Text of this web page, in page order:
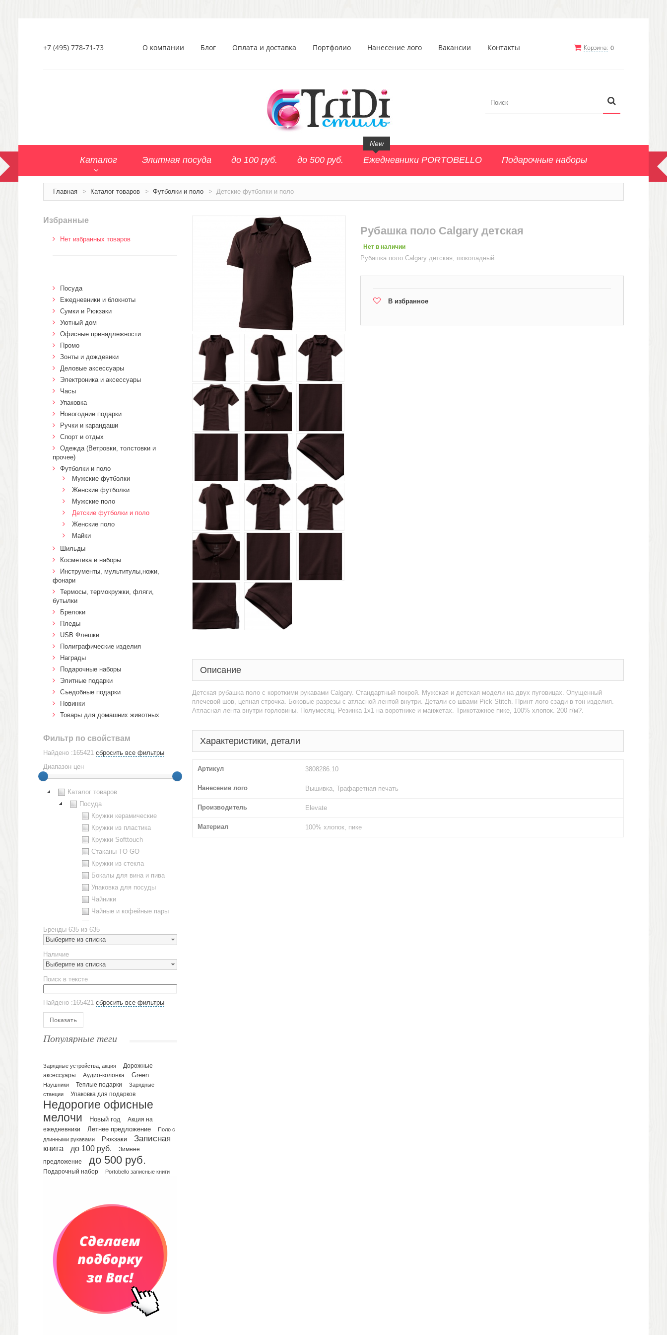
Корзина: 0
+7 (495) 778-71-73 О компании Блог Оплата и доставка Портфолио Нанесение лого Вакансии Контакты
Каталог Элитная посуда до 100 руб. до 500 руб. Ежедневники PORTOBELLO
New
Подарочные наборы
Главная > Каталог товаров > Футболки и поло > Детские футболки и поло
Рубашка поло Calgary детская
Нет в наличии
Рубашка поло Calgary детская, шоколадный
В избранное
Описание
Детская рубашка поло с короткими рукавами Calgary. Стандартный покрой. Мужская и детская модели на двух пуговицах. Опущенный
плечевой шов, цепная строчка. Боковые разрезы с атласной лентой внутри. Детали со швами Pick-Stitch. Принт лого сзади в тон изделия.
Атласная лента внутри горловины. Полумесяц. Резинка 1х1 на воротнике и манжетах. Трикотажное пике, 100% хлопок. 200 г/м?.
Характеристики, детали
Артикул 3808286.10
Нанесение лого Вышивка, Трафаретная печать
Производитель Elevate
Материал 100% хлопок, пике
Избранные
Нет избранных товаров
Посуда
Ежедневники и блокноты
Сумки и Рюкзаки
Уютный дом
Офисные принадлежности
Промо
Зонты и дождевики
Деловые аксессуары
Электроника и аксессуары
Часы
Упаковка
Новогодние подарки
Ручки и карандаши
Спорт и отдых
Одежда (Ветровки, толстовки и
прочее)
Футболки и поло
Мужские футболки
Женские футболки
Мужские поло
Детские футболки и поло
Женские поло
Майки
Шильды
Косметика и наборы
Инструменты, мультитулы,ножи,
фонари
Термосы, термокружки, фляги,
бутылки
Брелоки
Пледы
USB Флешки
Полиграфические изделия
Награды
Подарочные наборы
Элитные подарки
Cъедобные подарки
Новинки
Товары для домашних животных
Фильтр по свойствам
Найдено :165421 сбросить все фильтры
Диапазон цен
Каталог товаров
Посуда
Кружки керамические
Кружки из пластика
Кружки Softtouch
Стаканы TO GO
Кружки из стекла
Бокалы для вина и пива
Упаковка для посуды
Чайники
Чайные и кофейные пары
Наборы посуды
Предметы сервировки
Стаканы
Эко кружки
ЕВРОПОСУДА
Аксессуары
Ежедневники и блокноты
Датированные ежедневники
Планинги и телефонные книжки
Планинги датированные
Планинги недатированные
Телефонные книжки
Органайзер на ежедневник
Сумки и Рюкзаки
Сумки для планшетов и ноутбуков
Рюкзаки
Конференц-сумки
Несессеры и косметички
Портфели
Чехлы для планшетов и ноутбуков
Сумка на пояс или шею
Аксессуары
Женские сумки
Уютный дом
Текстиль для ванной комнаты
Бренды 635 из 635
Выберите из списка
Наличие
Выберите из списка
Поиск в тексте
Найдено :165421 сбросить все фильтры
Показать
Популярные теги
Зарядные устройства, акция
Дорожные
аксессуары
Аудио-колонка Green
Наушники Теплые подарки
Зарядные
станции
Упаковка для подарков
Недорогие офисные
мелочи
Новый год
Акция на
ежедневники
Летнее предложение
Поло с
длинными рукавами
Рюкзаки
Записная
книга
до 100 руб.
Зимнее
предложение
до 500 руб.
Подарочный набор Portobello записные книги